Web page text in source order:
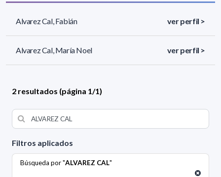
Filtros aplicados
Búsqueda por "ALVAREZ CAL"
Alvarez Cal, Fabián ver perfil >
Alvarez Cal, María Noel ver perfil >
2 resultados (página 1/1)